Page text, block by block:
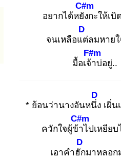
อยากได้หยัง
C#m
กะให้เบิ
จนเหลือแต่
D
ลมหาย
มื้อเจ้า
F#m
บ่อยู่..
* ย้อนว่านางอันหนึ่ง
D
เผิ่น
ควักใจผู้ข้า
C#m
ไปเหยียบ
เอาคำฮัก
D
มาหลอก